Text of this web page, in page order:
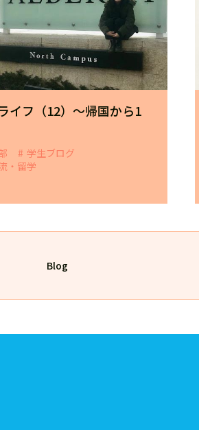
イフ（12）～帰国から1
学生ブログ
・留学
Blog